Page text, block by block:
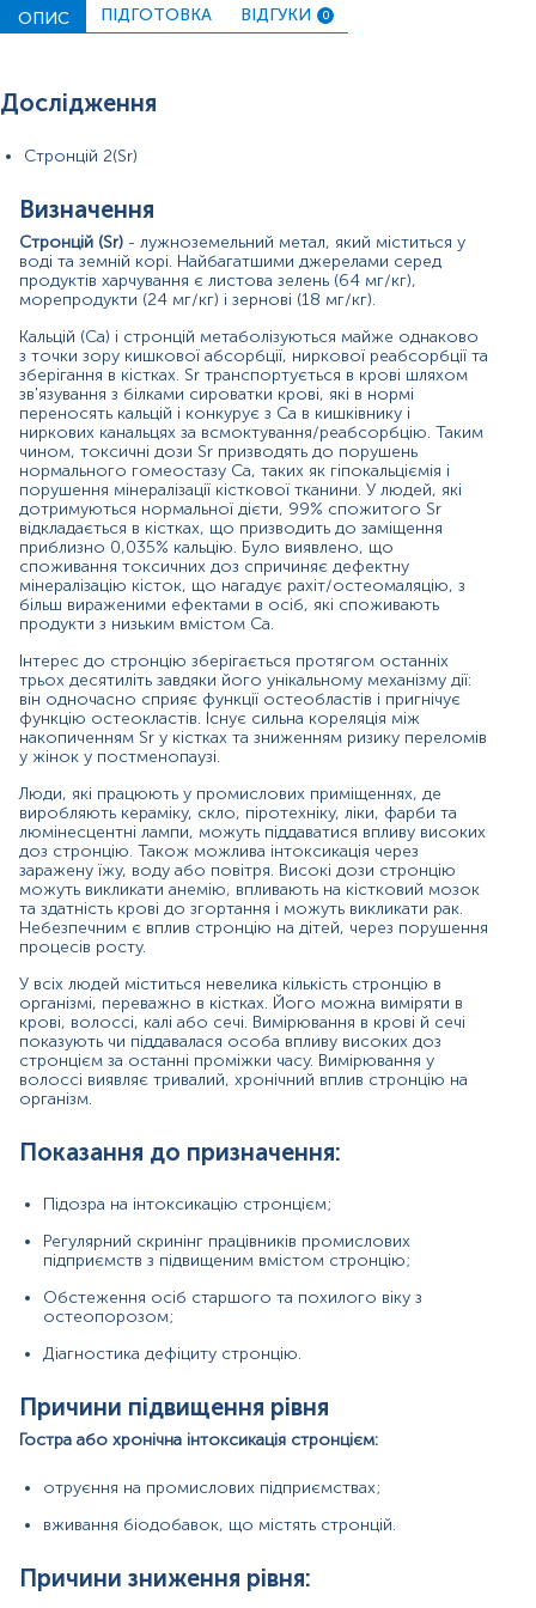
кісток, що нагадує рахіт/остеомаляцію, з більш
вираженими ефектами в осіб, які споживають продукти
трьох десятиліть завдяки його унікальному механізму
пригнічує функцію остеокластів. Існує сильна кореляція
переломів у жінок у постменопаузі.
Люди, які працюють у промислових приміщеннях, де
виробляють кераміку, скло, піротехніку, ліки, фарби та
люмінесцентні лампи, можуть піддаватися впливу
високих доз стронцію. Також можлива інтоксикація
стронцію можуть викликати анемію, впливають на
кістковий мозок та здатність крові до згортання і
можуть викликати рак. Небезпечним є вплив стронцію
на дітей, через порушення процесів росту.
У всіх людей міститься невелика кількість стронцію в
організмі, переважно в кістках. Його можна виміряти в
крові, волоссі, калі або сечі. Вимірювання в крові й сечі
показують чи піддавалася особа впливу високих доз
стронцієм за останні проміжки часу. Вимірювання у
волоссі виявляє тривалий, хронічний вплив стронцію на
організм.
Показання до призначення:
Підозра на інтоксикацію стронцієм;
Регулярний скринінг працівників промислових
підприємств з підвищеним вмістом стронцію;
Обстеження осіб старшого та похилого віку з
Діагностика дефіциту стронцію.
Причини підвищення рівня
Гостра або хронічна інтоксикація стронцієм:
отруєння на промислових підприємствах;
вживання біодобавок, що містять стронцій.
Причини зниження рівня:
голодування;
дисбаланс кальцію.
цільна кров
Одиниці вимірювання, референтні значення та діапазон
вимірювань можуть змінюватися у відповідності до зміни
тест-систем.
Кров відбирається натщесерце (через 8-12 год після
Напередодні рекомендовано виключити жирну їжу,
стресові ситуації, прийом алкоголю, паління, прийом
ліків, фізичні навантаження та обмежити фізичну
потрібно повідомити про це адміністратора.
ОПИС ПІДГОТОВКА ВІДГУКИ 0
Дослідження
Стронцій 2(Sr)
Визначення
Стронцій (Sr) - лужноземельний метал, який міститься у
воді та земній корі. Найбагатшими джерелами серед
продуктів харчування є листова зелень (64 мг/кг),
морепродукти (24 мг/кг) і зернові (18 мг/кг).
Кальцій (Ca) і стронцій метаболізуються майже однаково
з точки зору кишкової абсорбції, ниркової реабсорбції та
зберігання в кістках. Sr транспортується в крові шляхом
зв'язування з білками сироватки крові, які в нормі
переносять кальцій і конкурує з Ca в кишківнику і
ниркових канальцях за всмоктування/реабсорбцію. Таким
чином, токсичні дози Sr призводять до порушень
нормального гомеостазу Са, таких як гіпокальціємія і
порушення мінералізації кісткової тканини. У людей, які
дотримуються нормальної дієти, 99% спожитого Sr
відкладається в кістках, що призводить до заміщення
приблизно 0,035% кальцію. Було виявлено, що
споживання токсичних доз спричиняє дефектну
мінералізацію кісток, що нагадує рахіт/остеомаляцію, з
більш вираженими ефектами в осіб, які споживають
продукти з низьким вмістом Ca.
Інтерес до стронцію зберігається протягом останніх
трьох десятиліть завдяки його унікальному механізму дії:
він одночасно сприяє функції остеобластів і пригнічує
функцію остеокластів. Існує сильна кореляція між
накопиченням Sr у кістках та зниженням ризику переломів
у жінок у постменопаузі.
Люди, які працюють у промислових приміщеннях, де
виробляють кераміку, скло, піротехніку, ліки, фарби та
люмінесцентні лампи, можуть піддаватися впливу високих
доз стронцію. Також можлива інтоксикація через
заражену їжу, воду або повітря. Високі дози стронцію
можуть викликати анемію, впливають на кістковий мозок
та здатність крові до згортання і можуть викликати рак.
Небезпечним є вплив стронцію на дітей, через порушення
процесів росту.
У всіх людей міститься невелика кількість стронцію в
організмі, переважно в кістках. Його можна виміряти в
крові, волоссі, калі або сечі. Вимірювання в крові й сечі
показують чи піддавалася особа впливу високих доз
стронцієм за останні проміжки часу. Вимірювання у
волоссі виявляє тривалий, хронічний вплив стронцію на
організм.
Показання до призначення:
Підозра на інтоксикацію стронцієм;
Регулярний скринінг працівників промислових
підприємств з підвищеним вмістом стронцію;
Обстеження осіб старшого та похилого віку з
остеопорозом;
Діагностика дефіциту стронцію.
Причини підвищення рівня
Гостра або хронічна інтоксикація стронцієм:
отруєння на промислових підприємствах;
вживання біодобавок, що містять стронцій.
Причини зниження рівня: